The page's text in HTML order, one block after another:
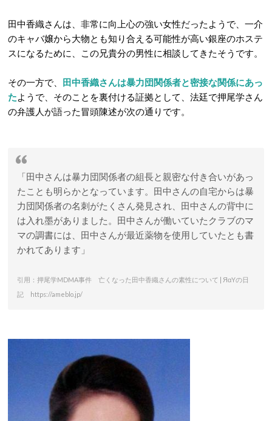
田中香織さんは、非常に向上心の強い女性だったようで、一介
のキャバ嬢から大物とも知り合える可能性が高い銀座のホステ
スになるために、この兄貴分の男性に相談してきたそうです。
その一方で、 田中香織さんは暴力団関係者と密接な関係にあっ
たようで、そのことを裏付ける証拠として、法廷で押尾学さん
の弁護人が語った冒頭陳述が次の通りです。
「田中さんは暴力団関係者の組長と親密な付き合いがあっ
たことも明らかとなっています。田中さんの自宅からは暴
力団関係者の名刺がたくさん発見され、田中さんの背中に
は入れ墨がありました。田中さんが働いていたクラブのマ
マの調書には、田中さんが最近薬物を使用していたとも書
かれてあります」
引用：押尾学MDMA事件 亡くなった田中香織さんの素性について | ЯαYの日
記 https://ameblo.jp/